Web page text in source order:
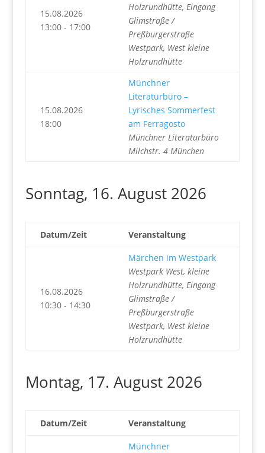
15.08.2026
13:00 - 17:00
Holzrundhütte, Eingang
Glimstraße /
Preßburgerstraße
Westpark, West kleine
Holzrundhütte
15.08.2026
18:00
Münchner
Literaturbüro –
Lyrisches Sommerfest
am Ferragosto
Münchner Literaturbüro
Milchstr. 4 München
Sonntag, 16. August 2026
Datum/Zeit Veranstaltung
16.08.2026
10:30 - 14:30
Märchen im Westpark
Westpark West, kleine
Holzrundhütte, Eingang
Glimstraße /
Preßburgerstraße
Westpark, West kleine
Holzrundhütte
Montag, 17. August 2026
Datum/Zeit Veranstaltung
Münchner